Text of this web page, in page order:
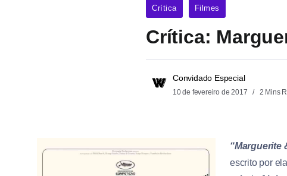
Crítica Filmes
Crítica:
Convidado Especial
10 de fevereiro de 2017 2 Mins
“Marguerite
escrito por